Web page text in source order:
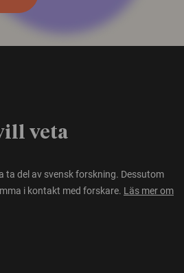
veta
ta del av svensk forskning. Dessutom
i kontakt med forskare. Läs mer om